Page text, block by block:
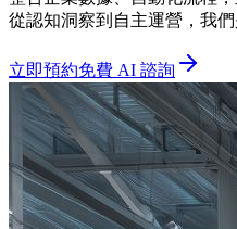
從認知洞察到自主運營，我
立即預約免費 AI 諮詢